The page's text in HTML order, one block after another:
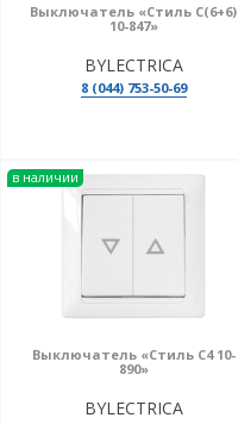
Выключатель «Стиль С(6+6)
10-847»
BYLECTRICA
8 (044) 753-50-69
в наличии
Выключатель «Стиль С4 10-
890»
BYLECTRICA